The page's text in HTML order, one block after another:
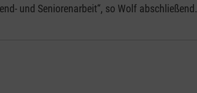
und Seniorenarbeit“, so Wolf abschließend.